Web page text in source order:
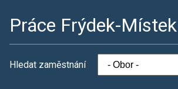
Práce Frýdek-Místek
Hledat zaměstnání